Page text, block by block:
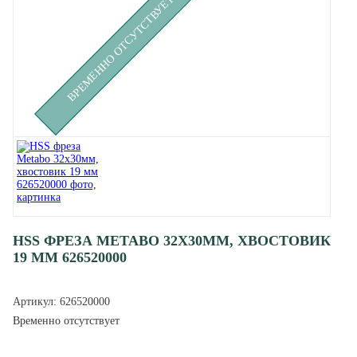
ВРЕМЕННО ОТСУТСТВУЕТ
HSS ФРЕЗА METABO 32X30ММ, ХВОСТОВИК
19 ММ 626520000
Артикул: 626520000
Временно отсутствует